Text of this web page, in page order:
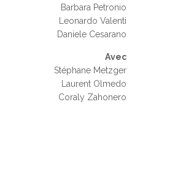
Barbara Petronio
Leonardo Valenti
Daniele Cesarano
Avec
Stéphane Metzger
Laurent Olmedo
Coraly Zahonero